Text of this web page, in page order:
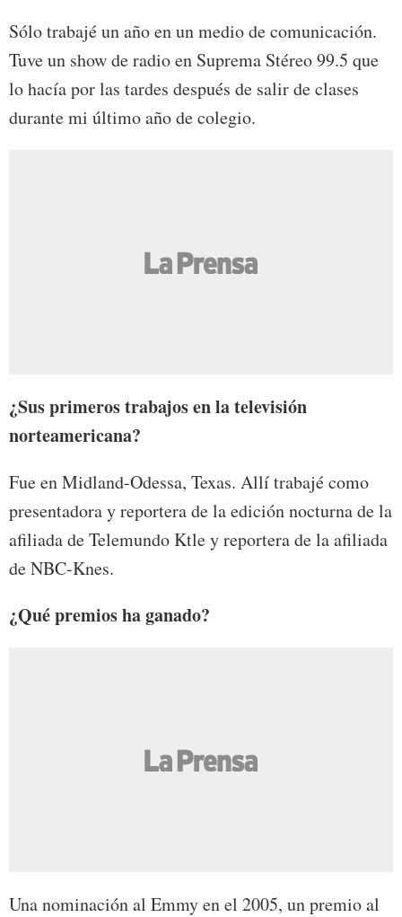
Sólo trabajé un año en un medio de comunicación.
Tuve un show de radio en Suprema Stéreo 99.5 que
lo hacía por las tardes después de salir de clases
durante mi último año de colegio.
¿Sus primeros trabajos en la televisión
norteamericana?
Fue en Midland-Odessa, Texas. Allí trabajé como
presentadora y reportera de la edición nocturna de la
afiliada de Telemundo Ktle y reportera de la afiliada
de NBC-Knes.
¿Qué premios ha ganado?
Una nominación al Emmy en el 2005, un premio al